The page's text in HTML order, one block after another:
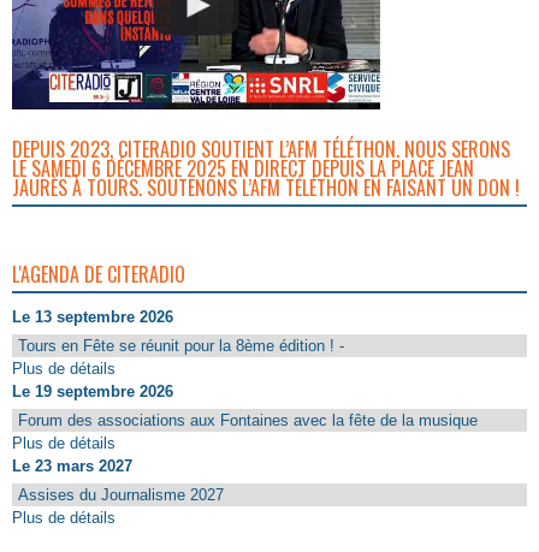
DEPUIS 2023, CITERADIO SOUTIENT L’AFM TÉLÉTHON. NOUS SERONS
LE SAMEDI 6 DÉCEMBRE 2025 EN DIRECT DEPUIS LA PLACE JEAN
JAURÈS À TOURS. SOUTENONS L’AFM TÉLÉTHON EN FAISANT UN DON !
L'AGENDA DE CITERADIO
Le 13 septembre 2026
Tours en Fête se réunit pour la 8ème édition ! -
Plus de détails
Le 19 septembre 2026
Forum des associations aux Fontaines avec la fête de la musique
Plus de détails
Le 23 mars 2027
Assises du Journalisme 2027
Plus de détails